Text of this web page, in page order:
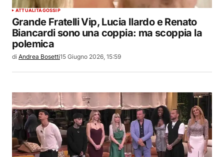
ATTUALITÀGOSSIP
Grande Fratelli Vip, Lucia Ilardo e Renato
Biancardi sono una coppia: ma scoppia la
polemica
di Andrea Bosetti15 Giugno 2026, 15:59